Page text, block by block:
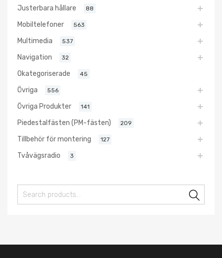
Justerbara hållare 88
Mobiltelefoner 563
Multimedia 537
Navigation 32
Okategoriserade 45
Övriga 556
Övriga Produkter 141
Piedestalfästen (PM-fästen) 209
Tillbehör för montering 127
Tvåvägsradio 3